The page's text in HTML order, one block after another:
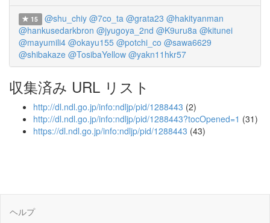
15 @shu_chiy @7co_ta @grata23 @hakityanman
@hankusedarkbron @jyugoya_2nd @K9uru8a @kitunei
@mayumili4 @okayu155 @potchi_co @sawa6629
@shibakaze @TosibaYellow @yakn11hkr57
収集済み URL リスト
http://dl.ndl.go.jp/info:ndljp/pid/1288443 (2)
http://dl.ndl.go.jp/info:ndljp/pid/1288443?tocOpened=1 (31)
https://dl.ndl.go.jp/info:ndljp/pid/1288443 (43)
ヘルプ